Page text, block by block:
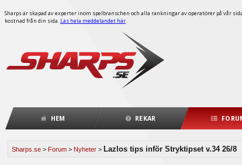
Sharps är skapad av experter inom spelbranschen och alla rankningar av operatörer på vår
kostnad från din sida. Läs hela meddelandet här.
HEM REKAR
Sharps.se > Forum > Nyheter > Lazlos tips inför Stryktipset v.34 26/8